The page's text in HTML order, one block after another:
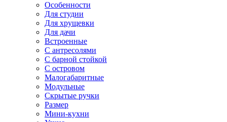
Особенности
Для студии
Для хрущевки
Для дачи
Встроенные
С антресолями
С барной стойкой
С островом
Малогабаритные
Модульные
Скрытые ручки
Размер
Мини-кухни